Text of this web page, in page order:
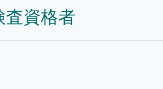
査資格者